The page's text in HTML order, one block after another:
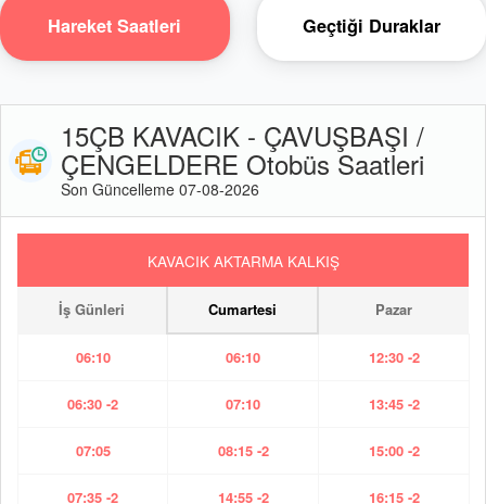
Hareket Saatleri Geçtiği Duraklar
15ÇB KAVACIK - ÇAVUŞBAŞI /
ÇENGELDERE Otobüs Saatleri
Son Güncelleme 07-08-2026
KAVACIK AKTARMA KALKIŞ
İş Günleri Cumartesi Pazar
06:10 06:10 12:30 -2
06:30 -2 07:10 13:45 -2
07:05 08:15 -2 15:00 -2
07:35 -2 14:55 -2 16:15 -2